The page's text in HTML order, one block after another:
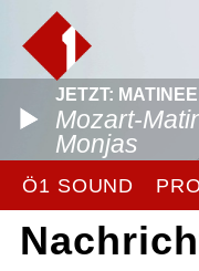
JETZT:
Mozart-
Monjas
Ö1 SOUND